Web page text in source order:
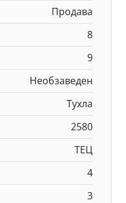
Продава
8
9
Необзаведен
Тухла
2580
ТЕЦ
4
3